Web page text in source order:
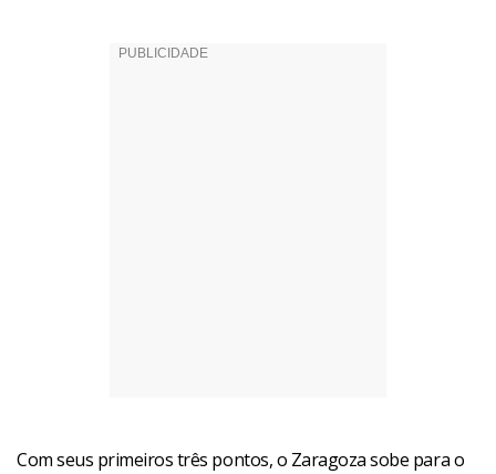
Com seus primeiros três pontos, o Zaragoza sobe para o